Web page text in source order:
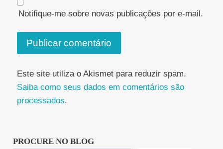
Notifique-me sobre novas publicações por e-mail.
Este site utiliza o Akismet para reduzir spam.
Saiba como seus dados em comentários são
processados.
PROCURE NO BLOG